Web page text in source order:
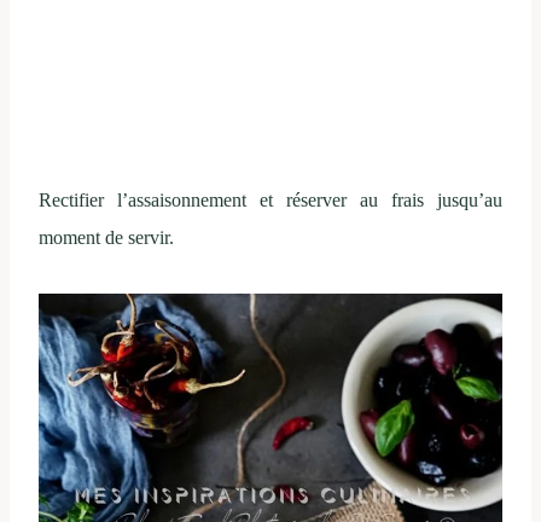
Rectifier l’assaisonnement et réserver au frais jusqu’au
moment de servir.